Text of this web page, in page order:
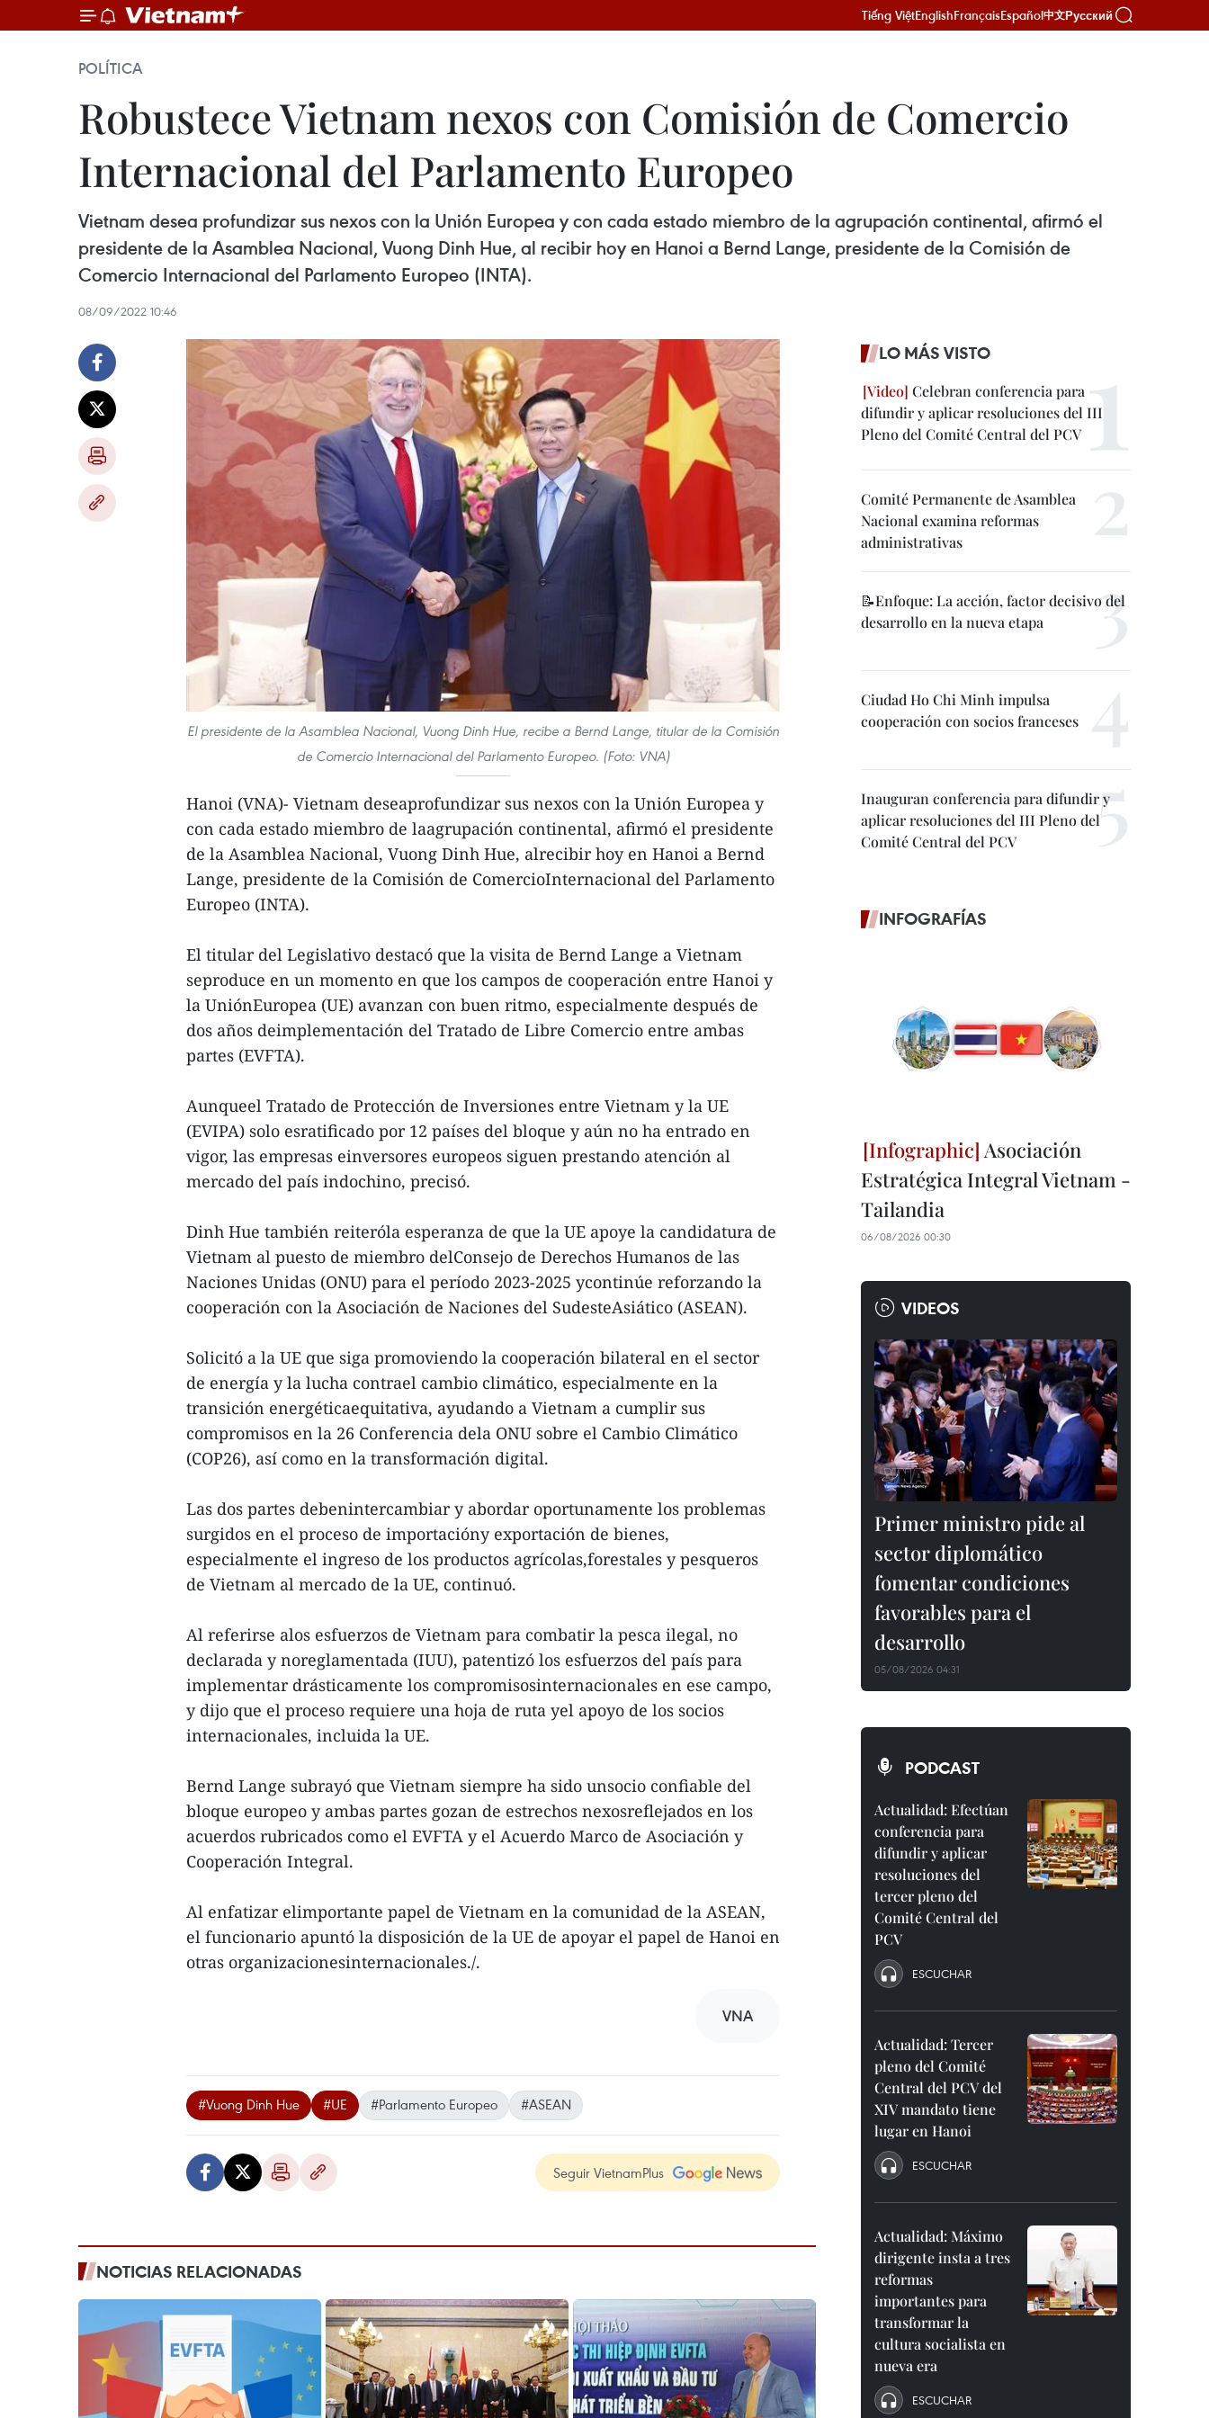
Tiếng ViệtEnglishFrançaisEspañol中文Русский
POLÍTICA
Robustece Vietnam nexos con Comisión de Comercio
Internacional del Parlamento Europeo
Vietnam desea profundizar sus nexos con la Unión Europea y con cada estado miembro de la agrupación continental, afirmó el
presidente de la Asamblea Nacional, Vuong Dinh Hue, al recibir hoy en Hanoi a Bernd Lange, presidente de la Comisión de
Comercio Internacional del Parlamento Europeo (INTA).
08/09/2022 10:46
El presidente de la Asamblea Nacional, Vuong Dinh Hue, recibe a Bernd Lange, titular de la Comisión
de Comercio Internacional del Parlamento Europeo. (Foto: VNA)
Hanoi (VNA)- Vietnam deseaprofundizar sus nexos con la Unión Europea y
con cada estado miembro de laagrupación continental, afirmó el presidente
de la Asamblea Nacional, Vuong Dinh Hue, alrecibir hoy en Hanoi a Bernd
Lange, presidente de la Comisión de ComercioInternacional del Parlamento
Europeo (INTA).
El titular del Legislativo destacó que la visita de Bernd Lange a Vietnam
seproduce en un momento en que los campos de cooperación entre Hanoi y
la UniónEuropea (UE) avanzan con buen ritmo, especialmente después de
dos años deimplementación del Tratado de Libre Comercio entre ambas
partes (EVFTA).
Aunqueel Tratado de Protección de Inversiones entre Vietnam y la UE
(EVIPA) solo esratificado por 12 países del bloque y aún no ha entrado en
vigor, las empresas einversores europeos siguen prestando atención al
mercado del país indochino, precisó.
Dinh Hue también reiteróla esperanza de que la UE apoye la candidatura de
Vietnam al puesto de miembro delConsejo de Derechos Humanos de las
Naciones Unidas (ONU) para el período 2023-2025 ycontinúe reforzando la
cooperación con la Asociación de Naciones del SudesteAsiático (ASEAN).
Solicitó a la UE que siga promoviendo la cooperación bilateral en el sector
de energía y la lucha contrael cambio climático, especialmente en la
transición energéticaequitativa, ayudando a Vietnam a cumplir sus
compromisos en la 26 Conferencia dela ONU sobre el Cambio Climático
(COP26), así como en la transformación digital.
Las dos partes debenintercambiar y abordar oportunamente los problemas
surgidos en el proceso de importacióny exportación de bienes,
especialmente el ingreso de los productos agrícolas,forestales y pesqueros
de Vietnam al mercado de la UE, continuó.
Al referirse alos esfuerzos de Vietnam para combatir la pesca ilegal, no
declarada y noreglamentada (IUU), patentizó los esfuerzos del país para
implementar drásticamente los compromisosinternacionales en ese campo,
y dijo que el proceso requiere una hoja de ruta yel apoyo de los socios
internacionales, incluida la UE.
Bernd Lange subrayó que Vietnam siempre ha sido unsocio confiable del
bloque europeo y ambas partes gozan de estrechos nexosreflejados en los
acuerdos rubricados como el EVFTA y el Acuerdo Marco de Asociación y
Cooperación Integral.
Al enfatizar elimportante papel de Vietnam en la comunidad de la ASEAN,
el funcionario apuntó la disposición de la UE de apoyar el papel de Hanoi en
otras organizacionesinternacionales./.
VNA
#Vuong Dinh Hue #UE #Parlamento Europeo #ASEAN
Seguir VietnamPlus
NOTICIAS RELACIONADAS
LO MÁS VISTO
Celebran conferencia para
difundir y aplicar resoluciones del III
Pleno del Comité Central del PCV
Comité Permanente de Asamblea
Nacional examina reformas
administrativas
📝Enfoque: La acción, factor decisivo del
desarrollo en la nueva etapa
Ciudad Ho Chi Minh impulsa
cooperación con socios franceses
Inauguran conferencia para difundir y
aplicar resoluciones del III Pleno del
Comité Central del PCV
INFOGRAFÍAS
Asociación
Estratégica Integral Vietnam -
Tailandia
06/08/2026 00:30
VIDEOS
Primer ministro pide al
sector diplomático
fomentar condiciones
favorables para el
desarrollo
05/08/2026 04:31
PODCAST
Actualidad: Efectúan
conferencia para
difundir y aplicar
resoluciones del
tercer pleno del
Comité Central del
PCV
ESCUCHAR
Actualidad: Tercer
pleno del Comité
Central del PCV del
XIV mandato tiene
lugar en Hanoi
ESCUCHAR
Actualidad: Máximo
dirigente insta a tres
reformas
importantes para
transformar la
cultura socialista en
nueva era
ESCUCHAR